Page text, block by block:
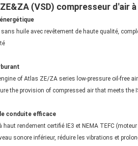
(VSD) compresseur d'air
sans huile avec revêtement de haute qualité,
of Atlas ZE/ZA series low-pressure oil-free
the provision of compressed air that meets the
conduite efficace
haut rendement certifié IE3 et NEMA TEFC
sonore inférieur, réduire les vibrations et